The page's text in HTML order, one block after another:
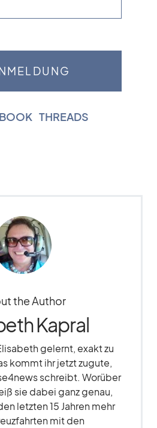
THREADS
the Author
Kapral
gelernt, exakt zu
kommt ihr jetzt zugute,
schreibt. Worüber
sie dabei ganz genau,
letzten 15 Jahren mehr
mit den